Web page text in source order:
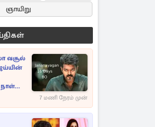
ஞாயிறு
வசூல்
7 மணி நேரம் முன்